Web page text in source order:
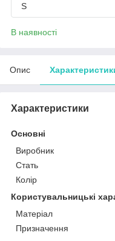
S
В наявності
Опис
Характеристики
Основні
Виробник
Стать
Колір
Користувальницькі
Матеріал
Призначення